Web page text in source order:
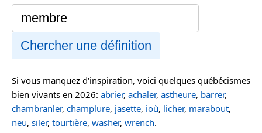
Chercher une définition
Si vous manquez d'inspiration, voici quelques québécismes
bien vivants en 2026: abrier, achaler, astheure, barrer,
chambranler, champlure, jasette, ioù, licher, marabout,
neu, siler, tourtière, washer, wrench.